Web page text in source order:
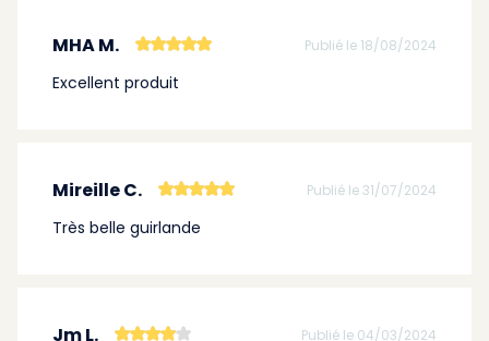
MHA M. Publié le 18/08/2024
Excellent produit
Mireille C. Publié le 31/07/2024
Très belle guirlande
Jm L. Publié le 04/03/2024